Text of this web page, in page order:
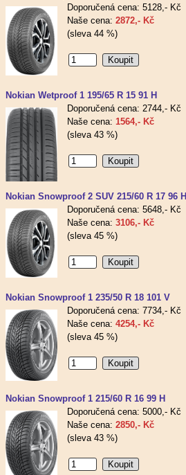
Doporučená cena: 5128,- Kč
Naše cena: 2872,- Kč
(sleva 44 %)
Nokian Wetproof 1 195/65 R 15 91 H
Doporučená cena: 2744,- Kč
Naše cena: 1564,- Kč
(sleva 43 %)
Nokian Snowproof 2 SUV 215/60 R 17 96 H
Doporučená cena: 5648,- Kč
Naše cena: 3106,- Kč
(sleva 45 %)
Nokian Snowproof 1 235/50 R 18 101 V
Doporučená cena: 7734,- Kč
Naše cena: 4254,- Kč
(sleva 45 %)
Nokian Snowproof 1 215/60 R 16 99 H
Doporučená cena: 5000,- Kč
Naše cena: 2850,- Kč
(sleva 43 %)